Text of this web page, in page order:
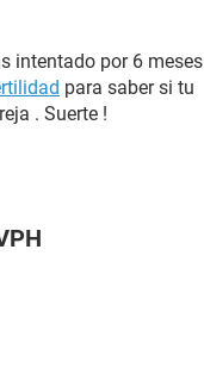
intentado por 6 meses
para saber si tu
. Suerte !